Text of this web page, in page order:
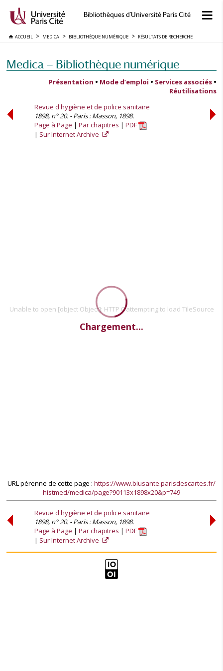
Bibliothèques d'Université Paris Cité
ACCUEIL MEDICA BIBLIOTHÈQUE NUMÉRIQUE RÉSULTATS DE RECHERCHE
Medica — Bibliothèque numérique
Présentation • Mode d’emploi • Services associés •
Réutilisations
Revue d'hygiène et de police sanitaire
1898, n° 20. - Paris : Masson, 1898.
Page à Page
Par chapitres
PDF
Sur Internet Archive
Unable to open [object Object]: HTTP 0 attempting to load TileSource
Chargement...
URL pérenne de cette page : https://www.biusante.parisdescartes.fr/
histmed/medica/page?90113x1898x20&p=749
Revue d'hygiène et de police sanitaire
1898, n° 20. - Paris : Masson, 1898.
Page à Page
Par chapitres
PDF
Sur Internet Archive